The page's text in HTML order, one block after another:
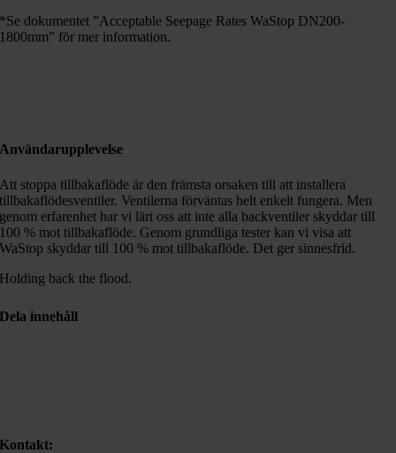
*Se dokumentet ”Acceptable Seepage Rates WaStop DN200-
1800mm” för mer information.
Användarupplevelse
Att stoppa tillbakaflöde är den främsta orsaken till att installera
tillbakaflödesventiler. Ventilerna förväntas helt enkelt fungera. Men
genom erfarenhet har vi lärt oss att inte alla backventiler skyddar till
100 % mot tillbakaflöde. Genom grundliga tester kan vi visa att
WaStop skyddar till 100 % mot tillbakaflöde. Det ger sinnesfrid.
Holding back the flood.
Dela innehåll
Kontakt: